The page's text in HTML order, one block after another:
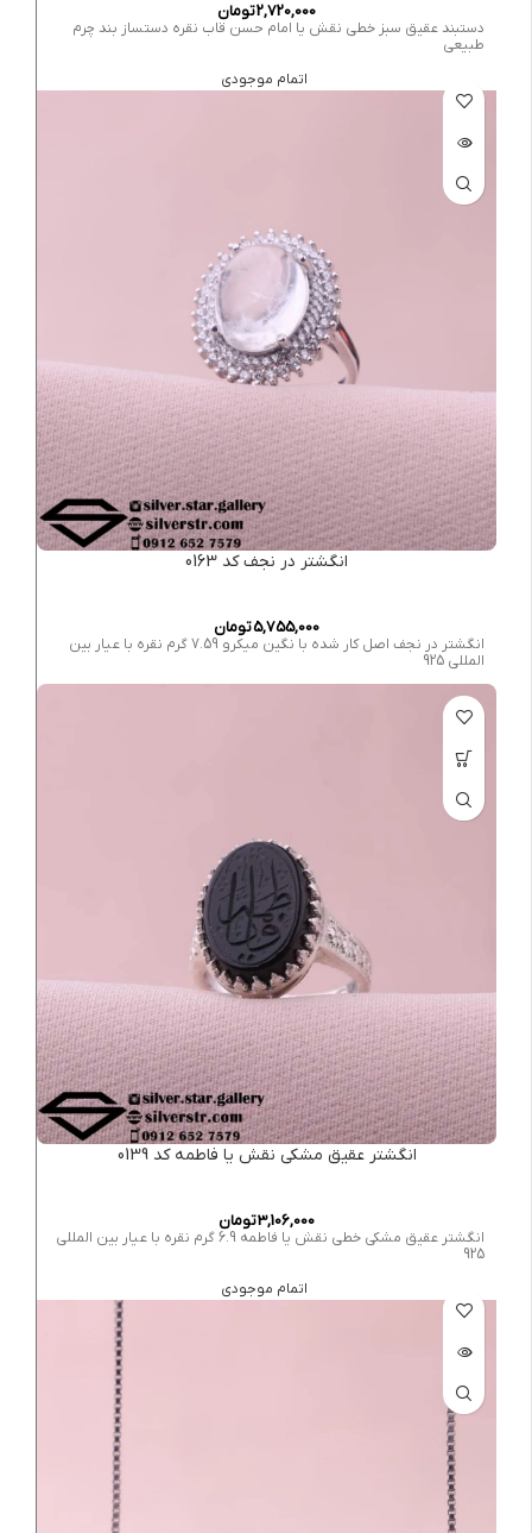
2,720,000تومان
دستبند عقیق سبز خطی نقش یا امام حسن قاب نقره دستساز بند چرم
طبیعی
اتمام موجودی
انگشتر در نجف کد 0163
5,755,000تومان
انگشتر در نجف اصل کار شده با نگین میکرو 7.59 گرم نقره با عیار بین
المللی 925
انگشتر عقیق مشکی نقش یا فاطمه کد 0139
3,106,000تومان
انگشتر عقیق مشکی خطی نقش یا فاطمه 6.9 گرم نقره با عیار بین المللی
925
اتمام موجودی